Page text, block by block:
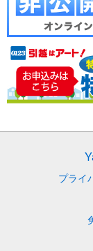
売却査定
プライ